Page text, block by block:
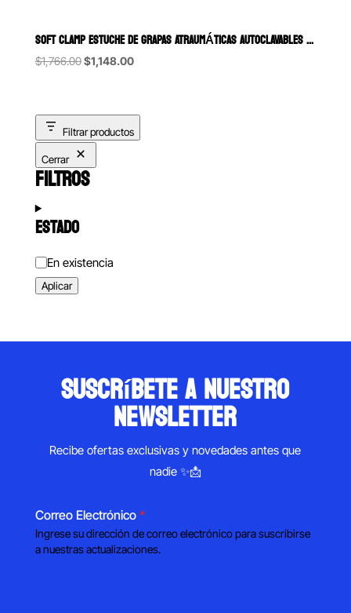
SOFT CLAMP ESTUCHE DE GRAPAS ATRAUMÁTICAS AUTOCLAVABLES KERR
$1,766.00Original
$1,766.00.
$1,148.00Current
$1,148.00.
Filtrar productos
Cerrar
FILTROS
ESTADO
Estado
En existencia
Aplicar
suscríbete a nuestro
newsletter
Recibe ofertas exclusivas y novedades antes que
nadie ✨📩
Correo Electrónico *
Ingrese su dirección de correo electrónico para suscribirse
a nuestras actualizaciones.